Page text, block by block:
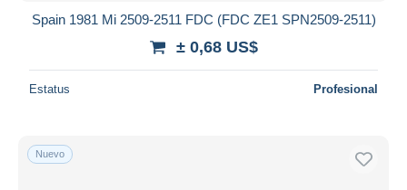
Spain 1981 Mi 2509-2511 FDC (FDC ZE1 SPN2509-2511)
± 0,68 US$
Estatus Profesional
Nuevo